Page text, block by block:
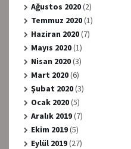
Ağustos 2020(2)
Temmuz 2020(1)
Haziran 2020(7)
Mayıs 2020(1)
Nisan 2020(3)
Mart 2020(6)
Şubat 2020(3)
Ocak 2020(5)
Aralık 2019(7)
Ekim 2019(5)
Eylül 2019(27)